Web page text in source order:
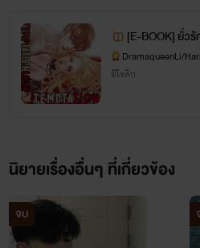
CLOSE :
อัยยะเปิดเรื่องไว้อีกแล้วแค่ชื่อเรื่อ
ตามจริงแล้วพลอตนี้ มีแพลนไว้ตั้ง
แล้วแหละ แต่แบบเรายังหาแนวเ
[E-BOOK] ยั่ว
DramaqueenLi/
อีโรติก
นิยายเรื่องอื่นๆ ที่เกี่ยวข้อง
จบ